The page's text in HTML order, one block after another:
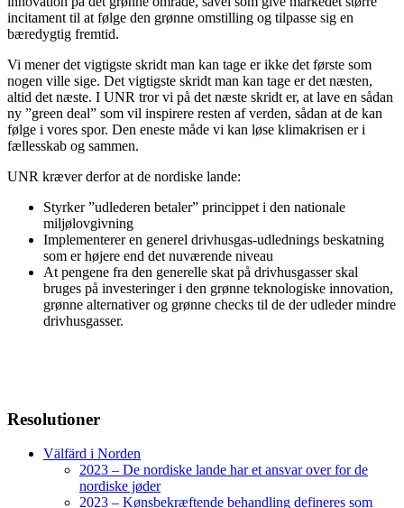
incitament til at følge den grønne omstilling og tilpasse sig en
bæredygtig fremtid.
Vi mener det vigtigste skridt man kan tage er ikke det første som
nogen ville sige. Det vigtigste skridt man kan tage er det næsten,
altid det næste. I UNR tror vi på det næste skridt er, at lave en sådan
ny ”green deal” som vil inspirere resten af verden, sådan at de kan
følge i vores spor. Den eneste måde vi kan løse klimakrisen er i
fællesskab og sammen.
UNR kræver derfor at de nordiske lande:
Styrker ”udlederen betaler” princippet i den nationale
miljølovgivning
Implementerer en generel drivhusgas-udlednings beskatning
som er højere end det nuværende niveau
At pengene fra den generelle skat på drivhusgasser skal
bruges på investeringer i den grønne teknologiske innovation,
grønne alternativer og grønne checks til de der udleder mindre
drivhusgasser.
Resolutioner
Välfärd i Norden
2023 – De nordiske lande har et ansvar over for de
nordiske jøder
2023 – Kønsbekræftende behandling defineres som